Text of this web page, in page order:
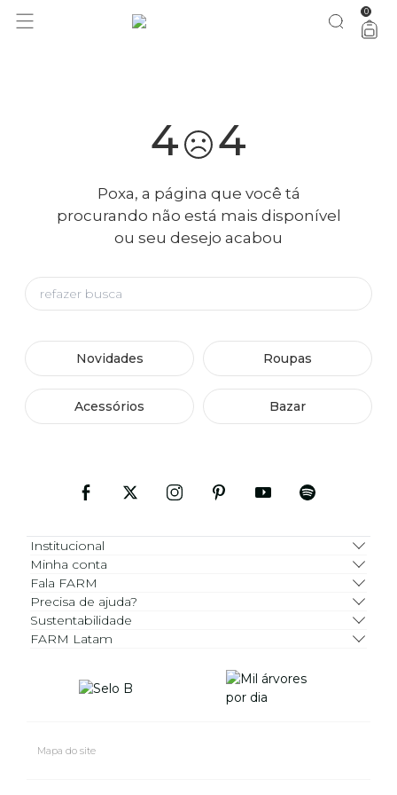
você merece 30% OFF pra comemorar com a gente aproveita! 0
4 4
Poxa, a página que você tá
procurando não está mais disponível
ou seu desejo acabou
Novidades Roupas
Acessórios Bazar
Institucional
Minha conta
Fala FARM
Precisa de ajuda?
Sustentabilidade
FARM Latam
Mapa do site